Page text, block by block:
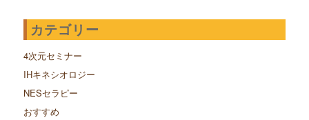
カテゴリー
4次元セミナー
IHキネシオロジー
NESセラピー
おすすめ